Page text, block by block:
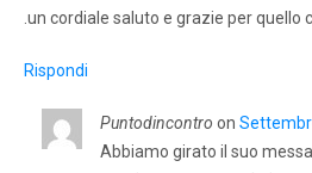
.un cordiale saluto e grazie per quello
Rispondi
Puntodincontro on
Abbiamo girato il suo